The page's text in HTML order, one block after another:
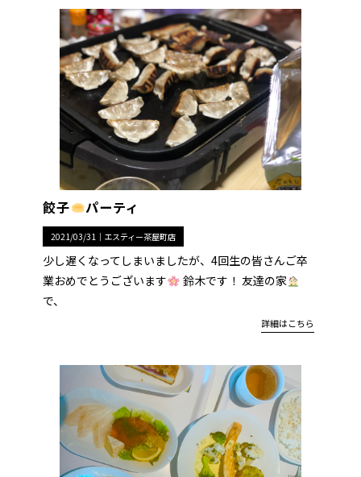
餃子 パーティ
2021/03/31｜ エスティー茶屋町店
少し遅くなってしまいましたが、4回生の皆さんご卒
業おめでとうございます
鈴木です！ 友達の家
で、
詳細はこちら